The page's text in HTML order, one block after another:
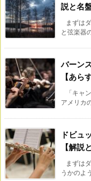
説と名盤
まずは
と弦楽器
バーン
【あら
「キャ
アメリカ
ドビュ
【解説
まずは
うかのよ